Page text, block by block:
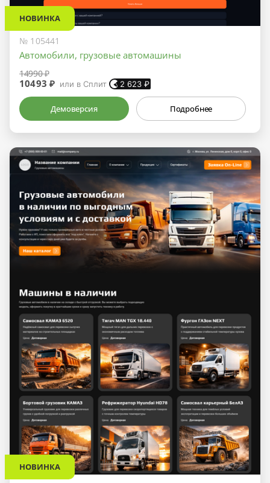
НОВИНКА
№ 105441
Автомобили, грузовые автомашины
14990 ₽
10493 ₽ или в Сплит 2 623 ₽
Демоверсия Подробнее
НОВИНКА